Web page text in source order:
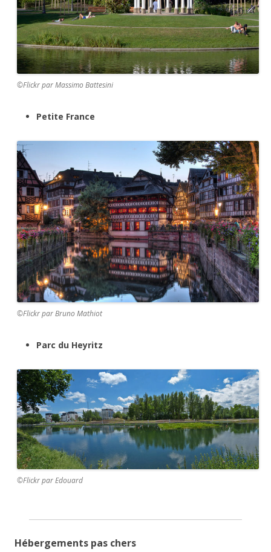
©Flickr par Massimo Battesini
Petite France
©Flickr par Bruno Mathiot
Parc du Heyritz
©Flickr par Edouard
Hébergements pas chers